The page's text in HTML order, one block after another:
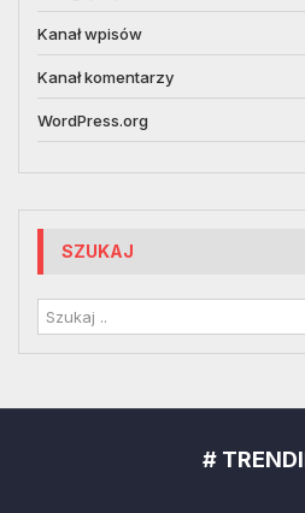
Kanał wpisów
Kanał komentarzy
WordPress.org
SZUKAJ
#